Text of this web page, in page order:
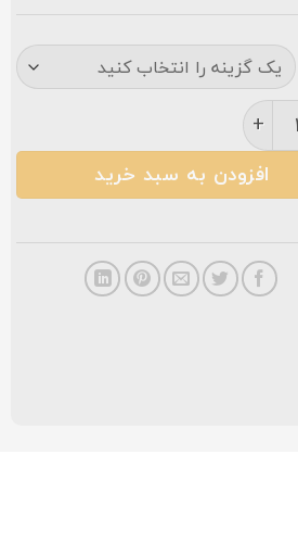
آبی عدد
افزودن به سبد خرید